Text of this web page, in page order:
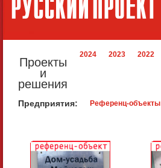
Проекты
и
решения
2024 2023 2022
Предприятия: Референц-объекты